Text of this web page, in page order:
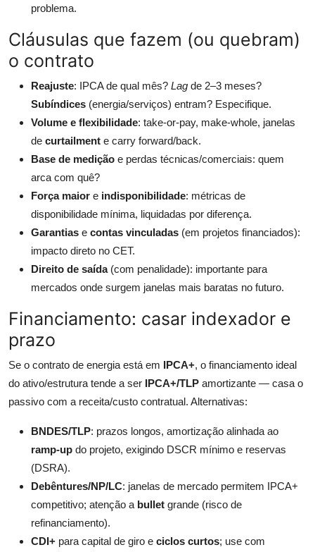
problema.
Cláusulas que fazem (ou quebram)
o contrato
Reajuste: IPCA de qual mês? Lag de 2–3 meses?
Subíndices (energia/serviços) entram? Especifique.
Volume e flexibilidade: take-or-pay, make-whole, janelas
de curtailment e carry forward/back.
Base de medição e perdas técnicas/comerciais: quem
arca com quê?
Força maior e indisponibilidade: métricas de
disponibilidade mínima, liquidadas por diferença.
Garantias e contas vinculadas (em projetos financiados):
impacto direto no CET.
Direito de saída(com penalidade): importante para
mercados onde surgem janelas mais baratas no futuro.
Financiamento: casar indexador e
prazo
Se o contrato de energia está em IPCA+, o financiamento ideal
do ativo/estrutura tende a ser IPCA+/TLP amortizante — casa o
passivo com a receita/custo contratual. Alternativas:
BNDES/TLP: prazos longos, amortização alinhada ao
ramp-up do projeto, exigindo DSCR mínimo e reservas
(DSRA).
Debêntures/NP/LC: janelas de mercado permitem IPCA+
competitivo; atenção a bullet grande (risco de
refinanciamento).
CDI+ para capital de giro e ciclos curtos; use com